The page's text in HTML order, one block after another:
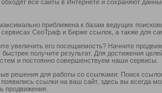
все сайты в Интернете и сохраняют
приближена к базам ведущих
СеоТраф и Бирже ссылок, а также для
увеличить его посещаемость? Начните
быстрее получите результат. Для достижения
и постоянно совершенствуем наши сервисы.
решения для работы со ссылками: Поиск
ссылки на ваш сайт, здесь вы всегда
продвижения.